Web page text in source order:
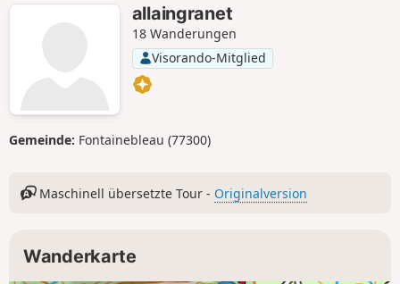
allaingranet
18 Wanderungen
Visorando-Mitglied
Gemeinde: Fontainebleau (77300)
Maschinell übersetzte Tour - Originalversion
Wanderkarte